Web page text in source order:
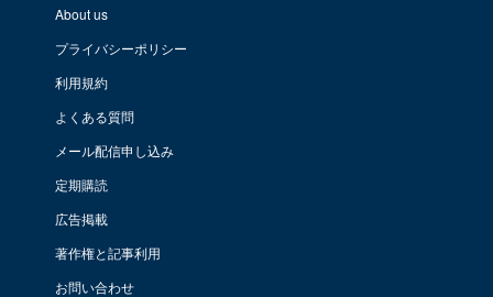
About us
プライバシーポリシー
利用規約
よくある質問
メール配信申し込み
定期購読
広告掲載
著作権と記事利用
お問い合わせ